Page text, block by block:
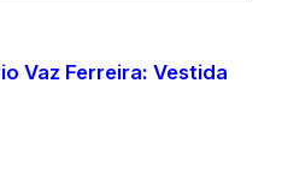
Vaz Ferreira: Vestida